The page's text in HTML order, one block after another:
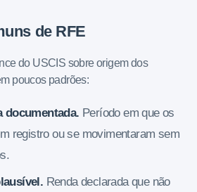
de RFE
do USCIS sobre origem dos
poucos padrões:
documentada. Período em que os
registro ou se movimentaram sem
Renda declarada que não